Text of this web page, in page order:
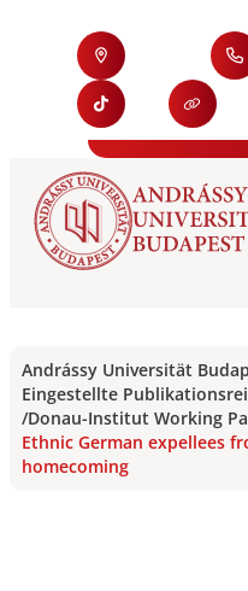
Andrássy Universität
Eingestellte
/Donau-Institut Working
Ethnic German expellees
homecoming